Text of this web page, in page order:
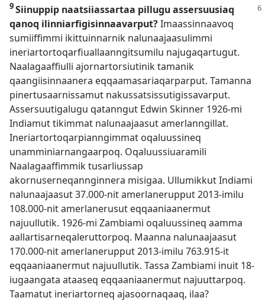
9Siinuppip naatsiiassartaa pilluguassersuusiaq
qanoq ilinniarfigisinnaavarput?Imaassinnaavoq
sumiiffimmi ikittuinnarnik nalunaajaasulimmi
ineriartortoqarfiuallaanngitsumilu najugaqartugut.
Naalagaaffiulli ajornartorsiutinik tamanik
qaangiisinnaanera eqqaamasariaqarparput. Tamanna
pinertusaarnissamut nakussatsissutigissavarput.
Assersuutigalugu qatanngut Edwin Skinner 1926-mi
Indiamut tikimmat nalunaajaasut amerlanngillat.
Ineriartortoqarpianngimmat oqaluussineq
unamminiarnangaarpoq. Oqaluussiuaramili
Naalagaaffimmik tusarliussap
akornuserneqannginnera misigaa. Ullumikkut Indiami
nalunaajaasut 37.000-nit amerlanerupput 2013-imilu
108.000-nit amerlanerusut eqqaaniaanermut
najuullutik. 1926-mi Zambiami oqaluussineq aamma
aallartisarneqaleruttorpoq. Maanna nalunaajaasut
170.000-nit amerlanerupput 2013-imilu 763.915-it
eqqaaniaanermut najuullutik. Tassa Zambiami inuit 18-
iugaangata ataaseq eqqaaniaanermut najuuttarpoq.
Taamatut ineriartorneq ajasoornaqaaq, ilaa?